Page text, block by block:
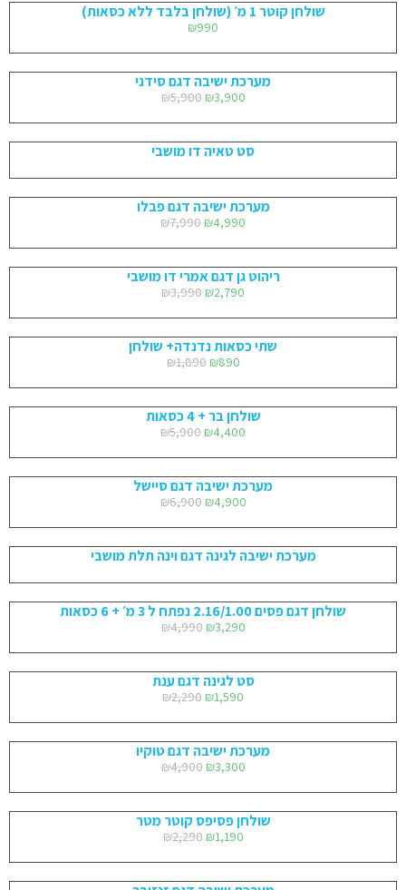
שולחן קוטר 1 מ׳ (שולחן בלבד ללא כסאות)
₪990
מערכת ישיבה דגם סידני
₪5,900 ₪3,900
סט טאיה דו מושבי
מערכת ישיבה דגם פבלו
₪7,990 ₪4,990
ריהוט גן דגם אמרי דו מושבי
₪3,990 ₪2,790
שתי כסאות נדנדה+ שולחן
₪1,890 ₪890
שולחן בר + 4 כסאות
₪5,900 ₪4,400
מערכת ישיבה דגם סיישל
₪6,900 ₪4,900
מערכת ישיבה לגינה דגם וינה תלת מושבי
שולחן דגם פסים 2.16/1.00 נפתח ל 3 מ׳ + 6 כסאות
₪4,990 ₪3,290
סט לגינה דגם ענת
₪2,290 ₪1,590
מערכת ישיבה דגם טוקיו
₪4,900 ₪3,300
שולחן פסיפס קוטר מטר
₪2,290 ₪1,190